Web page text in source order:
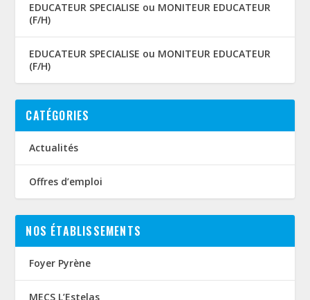
EDUCATEUR SPECIALISE ou MONITEUR EDUCATEUR
(F/H)
EDUCATEUR SPECIALISE ou MONITEUR EDUCATEUR
(F/H)
CATÉGORIES
Actualités
Offres d’emploi
NOS ÉTABLISSEMENTS
Foyer Pyrène
MECS L’Estelas